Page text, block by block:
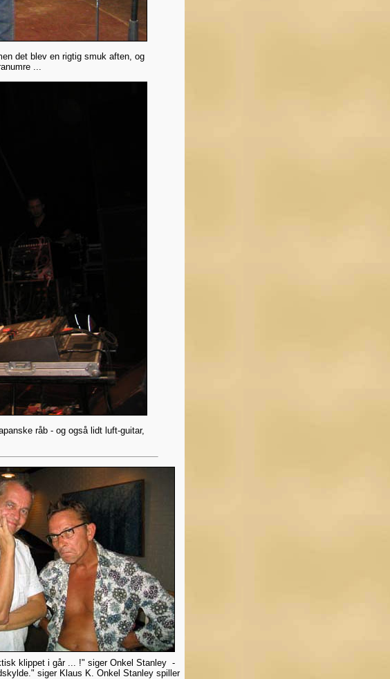
det blev en rigtig smuk aften, og
...
råb - og også lidt luft-guitar,
klippet i går ... !" siger Onkel Stanley -
siger Klaus K. Onkel Stanley spiller